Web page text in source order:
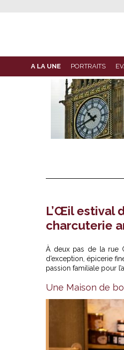
A LA UNE PORTRAITS
L’Œil estival
charcuterie
À deux pas de la rue
d’exception, épicerie
passion familiale pour
Une Maison de